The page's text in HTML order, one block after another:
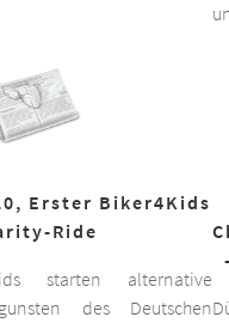
Erster Biker4Kids
Ride
starten alternative
des Deutschen